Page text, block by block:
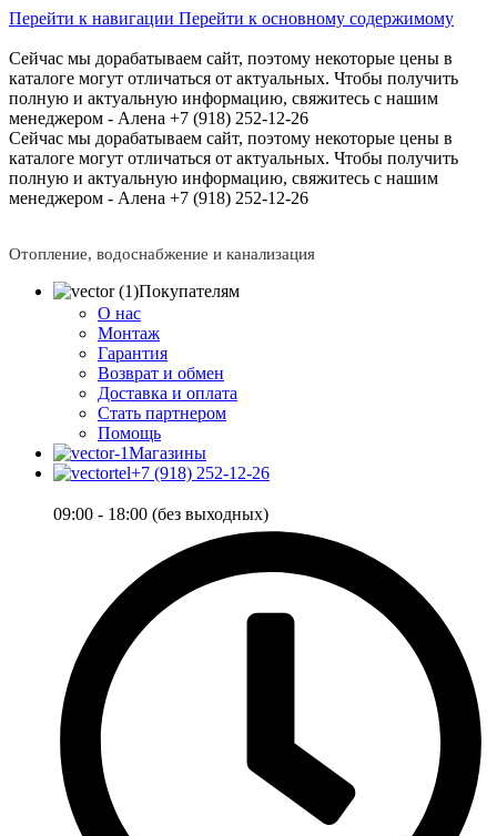
Перейти к навигации Перейти к основному содержимому
Сейчас мы дорабатываем сайт, поэтому некоторые цены в
каталоге могут отличаться от актуальных. Чтобы получить
полную и актуальную информацию, свяжитесь с нашим
менеджером - Алена +7 (918) 252-12-26
Сейчас мы дорабатываем сайт, поэтому некоторые цены в
каталоге могут отличаться от актуальных. Чтобы получить
полную и актуальную информацию, свяжитесь с нашим
менеджером - Алена +7 (918) 252-12-26
Отопление, водоснабжение и канализация
Покупателям
О нас
Монтаж
Гарантия
Возврат и обмен
Доставка и оплата
Стать партнером
Помощь
Магазины
+7 (918) 252-12-26
09:00 - 18:00 (без выходных)